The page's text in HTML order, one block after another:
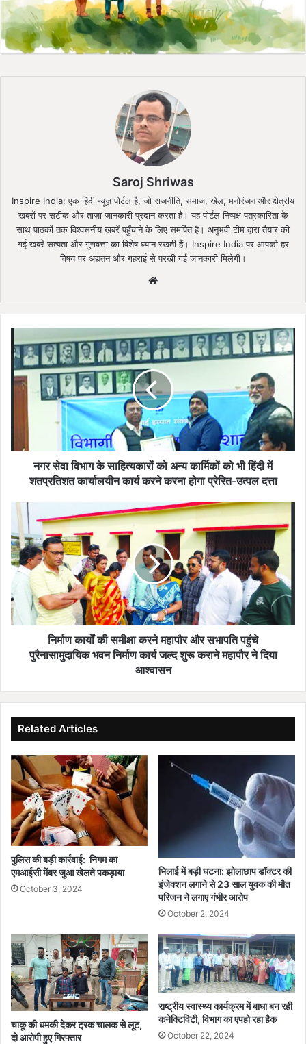
Saroj Shriwas
Inspire India: एक हिंदी न्यूज़ पोर्टल है, जो राजनीति, समाज, खेल, मनोरंजन और क्षेत्रीय
खबरों पर सटीक और ताज़ा जानकारी प्रदान करता है। यह पोर्टल निष्पक्ष पत्रकारिता के
साथ पाठकों तक विश्वसनीय खबरें पहुँचाने के लिए समर्पित है। अनुभवी टीम द्वारा तैयार की
गई खबरें सत्यता और गुणवत्ता का विशेष ध्यान रखती हैं। Inspire India पर आपको हर
विषय पर अद्यतन और गहराई से परखी गई जानकारी मिलेगी।
सेवा
विभाग
के
साहित्यकारों
को
शतप्रतिशत
कार्यालयीन
कार्य
करने
करना
प्रेरित-
उत्पल
दत्ता
नगर सेवा विभाग के साहित्यकारों को अन्य कार्मिकों को भी हिंदी में
शतप्रतिशत कार्यालयीन कार्य करने करना होगा प्रेरित-उत्पल दत्ता
निर्माण
कार्यों
की
समीक्षा
करने
महापौर
और
सभापति
पहुंचे
पुरैनासामुदायिक
कराने
ने
दिया
आश्वासन
निर्माण कार्यों की समीक्षा करने महापौर और सभापति पहुंचे
पुरैनासामुदायिक भवन निर्माण कार्य जल्द शुरू कराने महापौर ने दिया
आश्वासन
Related Articles
पुलिस की बड़ी कार्रवाई: निगम का
एमआईसी मेंबर जुआ खेलते पकड़ाया
October 3, 2024
भिलाई में बड़ी घटना: झोलाछाप डॉक्टर की
इंजेक्शन लगाने से 23 साल युवक की मौत
परिजन ने लगाए गंभीर आरोप
October 2, 2024
चाकू की धमकी देकर ट्रक चालक से लूट,
दो आरोपी हुए गिरफ्तार
राष्ट्रीय स्वास्थ्य कार्यक्रम में बाधा बन रही
कनेक्टिविटी, विभाग का एपहो रहा हैक
October 22, 2024